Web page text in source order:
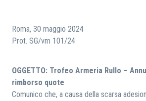
Roma, 30 maggio 2024
Prot. SG/vm 101/24
OGGETTO: Trofeo Armeria Rullo –
rimborso quote
Comunico che, a causa della scarsa